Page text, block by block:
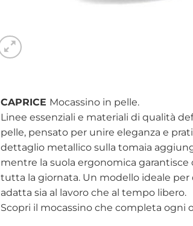
CAPRICE Mocassino in pelle.
Linee essenziali e materiali di qualità
pelle, pensato per unire eleganza e
dettaglio metallico sulla tomaia
mentre la suola ergonomica
tutta la giornata. Un modello ideale per
adatta sia al lavoro che al tempo libero.
Scopri il mocassino che completa ogni